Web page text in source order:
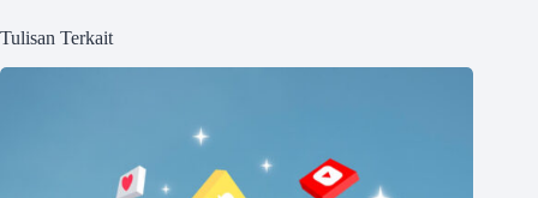
Tulisan Terkait